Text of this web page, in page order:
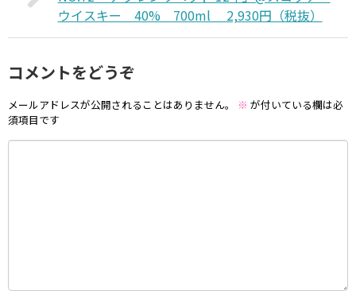
ウイスキー 40% 700ml 2,930円（税抜）
コメントをどうぞ
メールアドレスが公開されることはありません。 ※ が付いている欄は必
須項目です